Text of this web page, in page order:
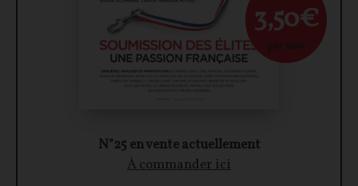
N°25 en vente actuellement
À commander ici
3,50€
par mois